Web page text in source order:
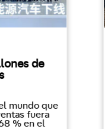
de
mundo que
fuera
% en el